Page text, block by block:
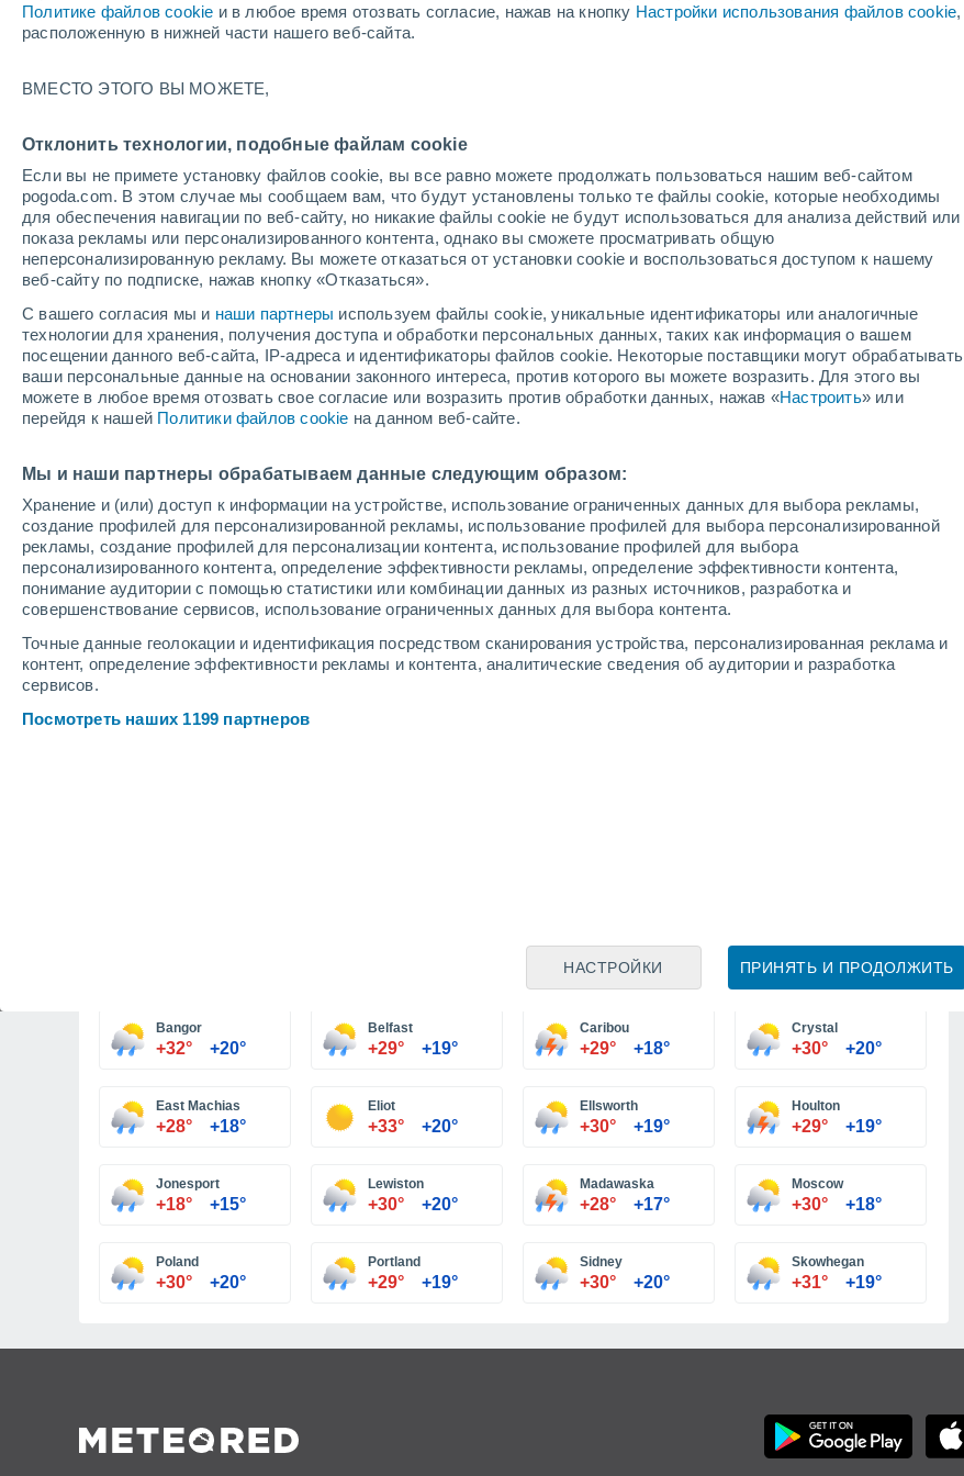
Политике файлов cookie и в любое время отозвать согласие, нажав на кнопку Настройки использования файлов cookie,
расположенную в нижней части нашего веб-сайта.
ВМЕСТО ЭТОГО ВЫ МОЖЕТЕ,
Отклонить технологии, подобные файлам cookie
Если вы не примете установку файлов cookie, вы все равно можете продолжать пользоваться нашим веб-сайтом
pogoda.com. В этом случае мы сообщаем вам, что будут установлены только те файлы cookie, которые необходимы
для обеспечения навигации по веб-сайту, но никакие файлы cookie не будут использоваться для анализа действий или
показа рекламы или персонализированного контента, однако вы сможете просматривать общую
неперсонализированную рекламу. Вы можете отказаться от установки cookie и воспользоваться доступом к нашему
веб-сайту по подписке, нажав кнопку «Отказаться».
С вашего согласия мы и наши партнеры используем файлы cookie, уникальные идентификаторы или аналогичные
технологии для хранения, получения доступа и обработки персональных данных, таких как информация о вашем
посещении данного веб-сайта, IP-адреса и идентификаторы файлов cookie. Некоторые поставщики могут обрабатывать
ваши персональные данные на основании законного интереса, против которого вы можете возразить. Для этого вы
можете в любое время отозвать свое согласие или возразить против обработки данных, нажав «Настроить» или
перейдя к нашей Политики файлов cookie на данном веб-сайте.
Мы и наши партнеры обрабатываем данные следующим образом:
Хранение и (или) доступ к информации на устройстве, использование ограниченных данных для выбора рекламы,
создание профилей для персонализированной рекламы, использование профилей для выбора персонализированной
рекламы, создание профилей для персонализации контента, использование профилей для выбора
персонализированного контента, определение эффективности рекламы, определение эффективности контента,
понимание аудитории с помощью статистики или комбинации данных из разных источников, разработка и
совершенствование сервисов, использование ограниченных данных для выбора контента.
Точные данные геолокации и идентификация посредством сканирования устройства, персонализированная реклама и
контент, определение эффективности рекламы и контента, аналитические сведения об аудитории и разработка
сервисов.
Посмотреть наших 1199 партнеров
ПРИНЯТЬ И ПРОДОЛЖИТЬ
НАСТРОЙКИ
+27°
+18°
Гринвилл
+29°
+16°
Румфорда
Bangor
+18°
East
Machias
+30°
+20°
+19°
Skowhegan
+29°
Leaflet |©OpenStreetMap|ECMWF
Bangor
+32° +20°
Belfast
+29° +19°
Caribou
+29° +18°
Crystal
+30° +20°
East Machias
+28° +18°
Eliot
+33° +20°
Ellsworth
+30° +19°
Houlton
+29° +19°
Jonesport
+18° +15°
Lewiston
+30° +20°
Madawaska
+28° +17°
Moscow
+30° +18°
Poland
+30° +20°
Portland
+29° +19°
Sidney
+30° +20°
Skowhegan
+31° +19°